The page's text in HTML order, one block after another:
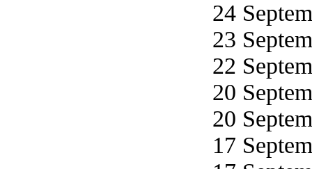
24
23
22
20
20
17